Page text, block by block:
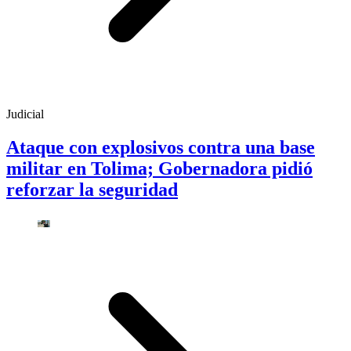
Judicial
Ataque con explosivos contra una base
militar en Tolima; Gobernadora pidió
reforzar la seguridad